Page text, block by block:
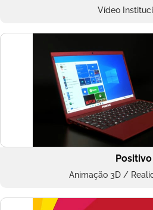
Vídeo
Positivo
Animação 3D /